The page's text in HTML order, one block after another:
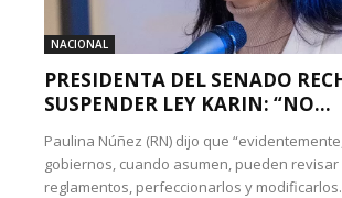
NACIONAL
PRESIDENTA DEL SENADO
SUSPENDER LEY KARIN: “NO...
Paulina Núñez (RN) dijo que
gobiernos, cuando asumen, pueden revisar
reglamentos, perfeccionarlos y